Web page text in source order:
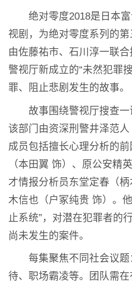
绝对零度2018是日本富
视剧，为绝对零度系列的
由佐藤祐市、石川淳一联
警视厅新成立的“未然犯罪
罪、阻止悲剧发生的故事。
故事围绕警视厅搜查一
该部门由资深刑警井泽范人
成员包括擅长心理分析的
（本田翼 饰）、原公安精
才情报分析员东堂定春（
木信也（户冢纯贵 饰）。
止系统”，对潜在犯罪者的
尚未发生的案件。
每集聚焦不同社会议
待、职场霸凌等。团队需